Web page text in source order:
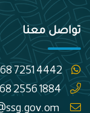
تواصل معنا
7251 4442
2556 1884